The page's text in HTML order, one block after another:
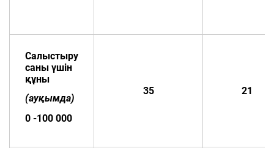
Салыстыру
саны үшін
құны
(ауқымда)
0 -100 000
35 21